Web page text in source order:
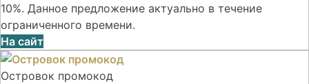
10%. Данное предложение актуально в течение
ограниченного времени.
На сайт
Островок промокод